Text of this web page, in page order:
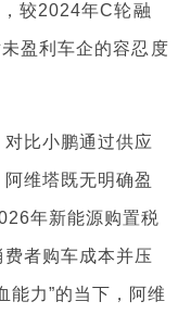
较2024年C轮融
盈利车企的容忍度
比小鹏通过供应
维塔既无明确盈
年新能源购置税
者购车成本并压
能力”的当下，阿维